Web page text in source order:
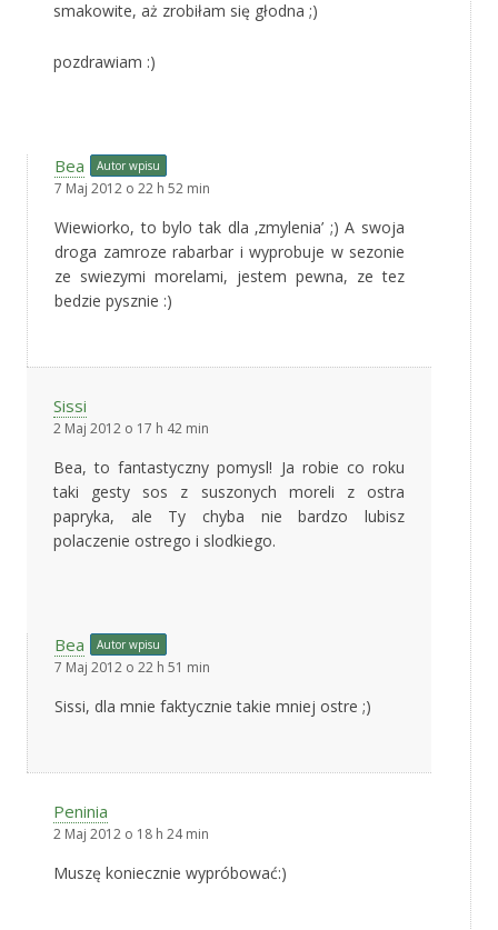
smakowite, aż zrobiłam się głodna ;)
pozdrawiam :)
Bea Autor wpisu
7 Maj 2012 o 22 h 52 min
Wiewiorko, to bylo tak dla ‚zmylenia’ ;) A swoja
droga zamroze rabarbar i wyprobuje w sezonie
ze swiezymi morelami, jestem pewna, ze tez
bedzie pysznie :)
Sissi
2 Maj 2012 o 17 h 42 min
Bea, to fantastyczny pomysl! Ja robie co roku
taki gesty sos z suszonych moreli z ostra
papryka, ale Ty chyba nie bardzo lubisz
polaczenie ostrego i slodkiego.
Bea Autor wpisu
7 Maj 2012 o 22 h 51 min
Sissi, dla mnie faktycznie takie mniej ostre ;)
Peninia
2 Maj 2012 o 18 h 24 min
Muszę koniecznie wypróbować:)